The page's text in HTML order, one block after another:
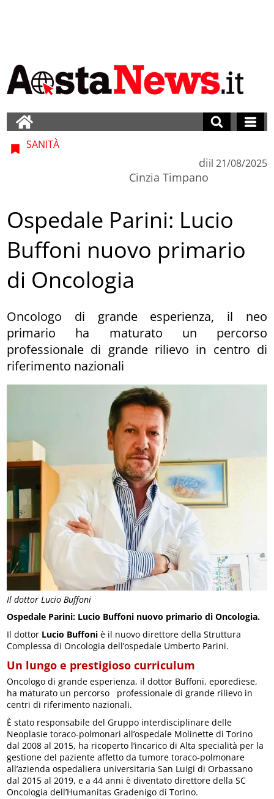
Il dottor Lucio Buffoni
SANITÀ
di
Cinzia Timpano
il 21/08/2025
Ospedale Parini: Lucio
Buffoni nuovo primario
di Oncologia
Oncologo di grande esperienza, il neo
primario ha maturato un percorso
professionale di grande rilievo in centro di
riferimento nazionali
Ospedale Parini: Lucio Buffoni nuovo primario di Oncologia.
Il dottor Lucio Buffoni è il nuovo direttore della Struttura
Complessa di Oncologia dell’ospedale Umberto Parini.
Un lungo e prestigioso curriculum
Oncologo di grande esperienza, il dottor Buffoni, eporediese,
ha maturato un percorso professionale di grande rilievo in
centri di riferimento nazionali.
È stato responsabile del Gruppo interdisciplinare delle
Neoplasie toraco-polmonari all’ospedale Molinette di Torino
dal 2008 al 2015, ha ricoperto l’incarico di Alta specialità per la
gestione del paziente affetto da tumore toraco-polmonare
all’azienda ospedaliera universitaria San Luigi di Orbassano
dal 2015 al 2019, e a 44 anni è diventato direttore della SC
Oncologia dell’Humanitas Gradenigo di Torino.